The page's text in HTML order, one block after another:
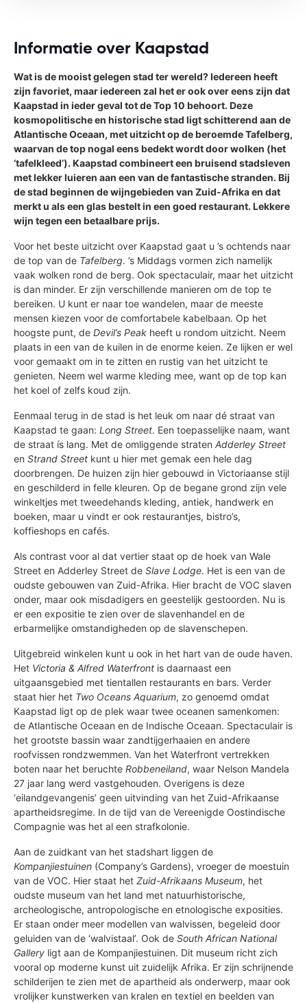
Informatie over Kaapstad
Wat is de mooist gelegen stad ter wereld? Iedereen heeft
zijn favoriet, maar iedereen zal het er ook over eens zijn dat
Kaapstad in ieder geval tot de Top 10 behoort. Deze
kosmopolitische en historische stad ligt schitterend aan de
Atlantische Oceaan, met uitzicht op de beroemde Tafelberg,
waarvan de top nogal eens bedekt wordt door wolken (het
‘tafelkleed’). Kaapstad combineert een bruisend stadsleven
met lekker luieren aan een van de fantastische stranden. Bij
de stad beginnen de wijngebieden van Zuid-Afrika en dat
merkt u als een glas bestelt in een goed restaurant. Lekkere
wijn tegen een betaalbare prijs.
Voor het beste uitzicht over Kaapstad gaat u ’s ochtends naar
de top van de Tafelberg. ’s Middags vormen zich namelijk
vaak wolken rond de berg. Ook spectaculair, maar het uitzicht
is dan minder. Er zijn verschillende manieren om de top te
bereiken. U kunt er naar toe wandelen, maar de meeste
mensen kiezen voor de comfortabele kabelbaan. Op het
hoogste punt, de Devil’s Peak heeft u rondom uitzicht. Neem
plaats in een van de kuilen in de enorme keien. Ze lijken er wel
voor gemaakt om in te zitten en rustig van het uitzicht te
genieten. Neem wel warme kleding mee, want op de top kan
het koel of zelfs koud zijn.
Eenmaal terug in de stad is het leuk om naar dé straat van
Kaapstad te gaan: Long Street. Een toepasselijke naam, want
de straat ís lang. Met de omliggende straten Adderley Street
en Strand Street kunt u hier met gemak een hele dag
doorbrengen. De huizen zijn hier gebouwd in Victoriaanse stijl
en geschilderd in felle kleuren. Op de begane grond zijn vele
winkeltjes met tweedehands kleding, antiek, handwerk en
boeken, maar u vindt er ook restaurantjes, bistro’s,
koffieshops en cafés.
Als contrast voor al dat vertier staat op de hoek van Wale
Street en Adderley Street de Slave Lodge. Het is een van de
oudste gebouwen van Zuid-Afrika. Hier bracht de VOC slaven
onder, maar ook misdadigers en geestelijk gestoorden. Nu is
er een expositie te zien over de slavenhandel en de
erbarmelijke omstandigheden op de slavenschepen.
Uitgebreid winkelen kunt u ook in het hart van de oude haven.
Het Victoria & Alfred Waterfront is daarnaast een
uitgaansgebied met tientallen restaurants en bars. Verder
staat hier het Two Oceans Aquarium, zo genoemd omdat
Kaapstad ligt op de plek waar twee oceanen samenkomen:
de Atlantische Oceaan en de Indische Oceaan. Spectaculair is
het grootste bassin waar zandtijgerhaaien en andere
roofvissen rondzwemmen. Van het Waterfront vertrekken
boten naar het beruchte Robbeneiland, waar Nelson Mandela
27 jaar lang werd vastgehouden. Overigens is deze
‘eilandgevangenis’ geen uitvinding van het Zuid-Afrikaanse
apartheidsregime. In de tijd van de Vereenigde Oostindische
Compagnie was het al een strafkolonie.
Aan de zuidkant van het stadshart liggen de
Kompanjiestuinen (Company’s Gardens), vroeger de moestuin
van de VOC. Hier staat het Zuid-Afrikaans Museum, het
oudste museum van het land met natuurhistorische,
archeologische, antropologische en etnologische exposities.
Er staan onder meer modellen van walvissen, begeleid door
geluiden van de ‘walvistaal’. Ook de South African National
Gallery ligt aan de Kompanjiestuinen. Dit museum richt zich
vooral op moderne kunst uit zuidelijk Afrika. Er zijn schrijnende
schilderijen te zien met de apartheid als onderwerp, maar ook
vrolijker kunstwerken van kralen en textiel en beelden van